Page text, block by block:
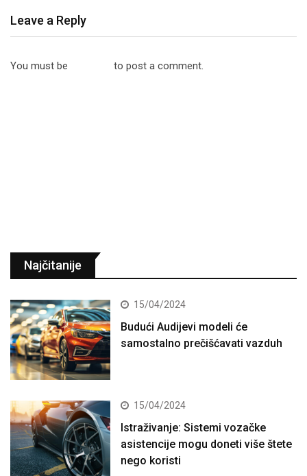
Leave a Reply
You must be to post a comment.
Najčitanije
15/04/2024
Budući Audijevi modeli će
samostalno prečišćavati vazduh
15/04/2024
Istraživanje: Sistemi vozačke
asistencije mogu doneti više štete
nego koristi